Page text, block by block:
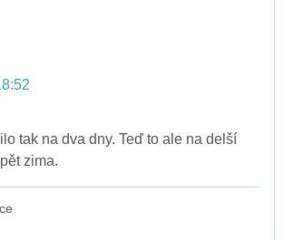
tak na dva dny. Teď to ale na delší
zima.